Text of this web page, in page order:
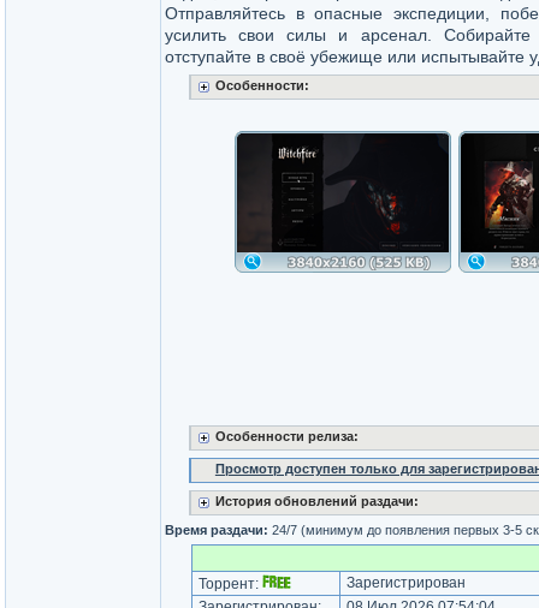
Отправляйтесь в опасные экспедиции,
усилить свои силы и арсенал.
отступайте в своё убежище или
Особенности:
Особенности релиза:
Просмотр доступен только для
История обновлений раздачи:
Время раздачи: 24/7 (минимум до появления первых 3-5
Торрент:
Зарегистрирован